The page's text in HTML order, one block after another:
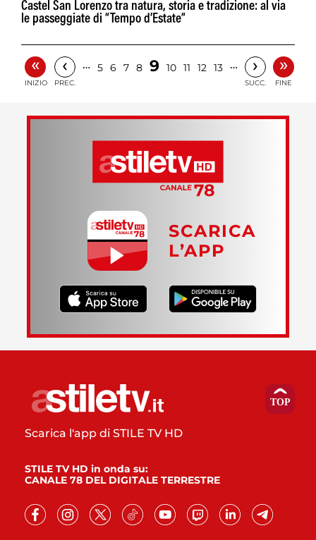
Castel San Lorenzo tra natura, storia e tradizione: al via
le passeggiate di “Tempo d’Estate”
«
INIZIO
‹
PREC.
… 5 6 7 8 9 10 11 12 13 … ›
SUCC.
»
FINE
SCARICA
L’APP
Scarica l'app di STILE TV HD
STILE TV HD in onda su:
CANALE 78 DEL DIGITALE TERRESTRE